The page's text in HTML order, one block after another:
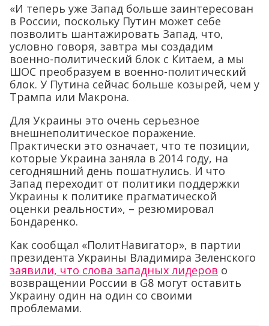
«И теперь уже Запад больше заинтересован
в России, поскольку Путин может себе
позволить шантажировать Запад, что,
условно говоря, завтра мы создадим
военно-политический блок с Китаем, а мы
ШОС преобразуем в военно-политический
блок. У Путина сейчас больше козырей, чем у
Трампа или Макрона.
Для Украины это очень серьезное
внешнеполитическое поражение.
Практически это означает, что те позиции,
которые Украина заняла в 2014 году, на
сегодняшний день пошатнулись. И что
Запад переходит от политики поддержки
Украины к политике прагматической
оценки реальности», – резюмировал
Бондаренко.
Как сообщал «ПолитНавигатор», в партии
президента Украины Владимира Зеленского
заявили, что слова западных лидеров о
возвращении России в G8 могут оставить
Украину один на один со своими
проблемами.